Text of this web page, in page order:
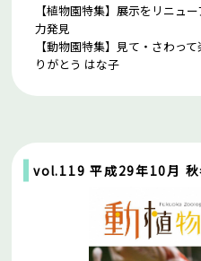
【植物園特集】展示をリニュ
力発見
【動物園特集】見て・さわ
りがとう はな子
vol.119 平成29年10月 秋